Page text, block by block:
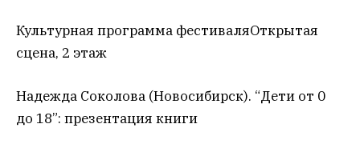
Культурная программа фестиваляОткрытая
сцена, 2 этаж
Надежда Соколова (Новосибирск). “Дети от 0
до 18”: презентация книги